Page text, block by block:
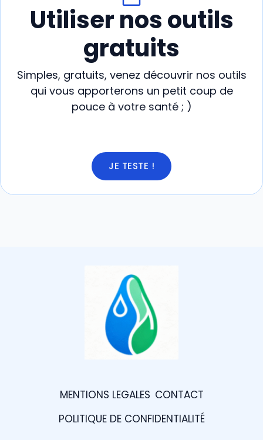
Utiliser nos outils
gratuits
Simples, gratuits, venez découvrir nos outils
qui vous apporterons un petit coup de
pouce à votre santé ; )
JE TESTE !
MENTIONS LEGALES CONTACT
POLITIQUE DE CONFIDENTIALITÉ